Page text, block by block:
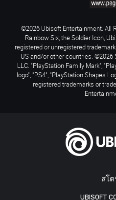
สโต
UBISOFT
©2026 Ubisoft Entertainment. All
Rainbow Six, the Soldier Icon,
registered or unregistered
US and/or other countries. ©2026
LLC. "PlayStation Family Mark",
logo", "PS4", "PlayStation Shapes
registered trademarks or